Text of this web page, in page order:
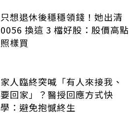
只想退休後穩穩領錢！她出清
0056 換這 3 檔好股：股價高點
照樣買
家人臨終突喊「有人來接我、
要回家」？醫授回應方式快
學：避免抱憾終生